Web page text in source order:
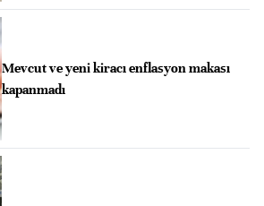
Mevcut ve yeni kiracı enflasyon makası
kapanmadı